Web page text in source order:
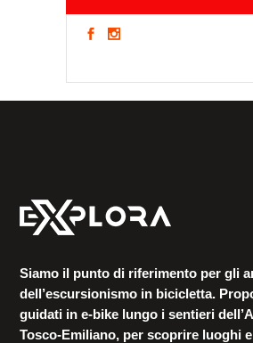
Siamo il punto di riferimento per gli
dell’escursionismo in bicicletta.
guidati in e-bike lungo i sentieri
Tosco-Emiliano, per scoprire luoghi